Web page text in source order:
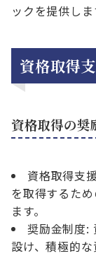
ックを提供しま
資格取得
資格取得の奨
資格取得支
を取得するた
ます。
奨励金制度:
設け、積極的な